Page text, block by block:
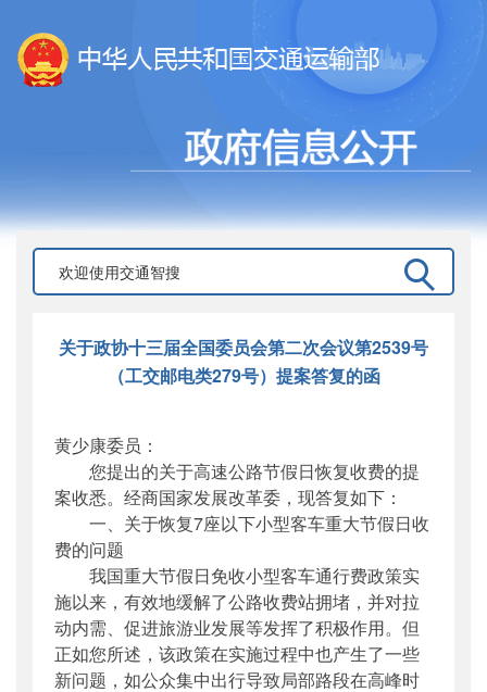
关于政协十三届全国委员会第二次会议第2539号
（工交邮电类279号）提案答复的函
黄少康委员：
您提出的关于高速公路节假日恢复收费的提
案收悉。经商国家发展改革委，现答复如下：
一、关于恢复7座以下小型客车重大节假日收
费的问题
我国重大节假日免收小型客车通行费政策实
施以来，有效地缓解了公路收费站拥堵，并对拉
动内需、促进旅游业发展等发挥了积极作用。但
正如您所述，该政策在实施过程中也产生了一些
新问题，如公众集中出行导致局部路段在高峰时